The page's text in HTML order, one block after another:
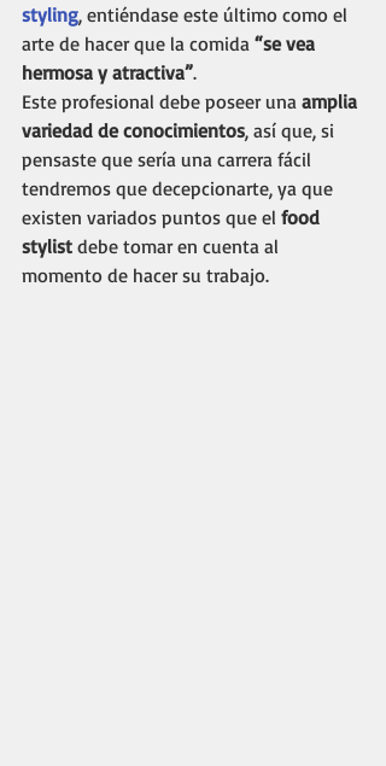
styling, entiéndase este último como el
arte de hacer que la comida “se vea
hermosa y atractiva”.
Este profesional debe poseer una amplia
variedad de conocimientos, así que, si
pensaste que sería una carrera fácil
tendremos que decepcionarte, ya que
existen variados puntos que el food
stylist debe tomar en cuenta al
momento de hacer su trabajo.